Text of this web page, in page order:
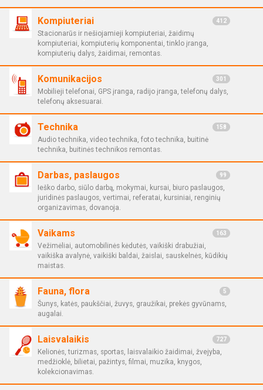
Kompiuteriai 412
Stacionarūs ir nešiojamieji kompiuteriai, žaidimų
kompiuteriai, kompiuterių komponentai, tinklo įranga,
kompiuterių dalys, žaidimai, remontas.
Komunikacijos 301
Mobilieji telefonai, GPS įranga, radijo įranga, telefonų dalys,
telefonų aksesuarai.
Technika 158
Audio technika, video technika, foto technika, buitinė
technika, buitinės technikos remontas.
Darbas, paslaugos 99
Ieško darbo, siūlo darbą, mokymai, kursai, biuro paslaugos,
juridinės paslaugos, vertimai, referatai, kursiniai, renginių
organizavimas, dovanoja.
Vaikams 163
Vežimėliai, automobilinės kėdutės, vaikiški drabužiai,
vaikiška avalynė, vaikiški baldai, žaislai, sauskelnės, kūdikių
maistas.
Fauna, flora 5
Šunys, katės, paukščiai, žuvys, graužikai, prekės gyvūnams,
augalai.
Laisvalaikis 727
Kelionės, turizmas, sportas, laisvalaikio žaidimai, žvejyba,
medžioklė, bilietai, pažintys, filmai, muzika, knygos,
kolekcionavimas.